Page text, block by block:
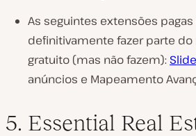
As seguintes extensões
definitivamente fazer parte do
gratuito (mas não fazem):
anúncios e Mapeamento
5. Essential Real